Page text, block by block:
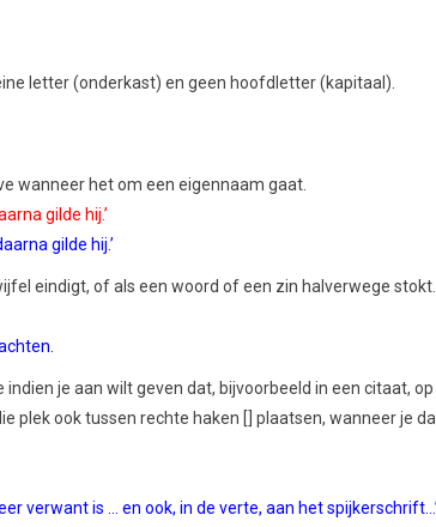
letter (onderkast) en geen hoofdletter (kapitaal).
wanneer het om een eigennaam gaat.
gilde hij.’
gilde hij.’
eindigt, of als een woord of een zin halverwege stokt.
indien je aan wilt geven dat, bijvoorbeeld in een citaat,
plek ook tussen rechte haken [] plaatsen, wanneer je
verwant is ... en ook, in de verte, aan het